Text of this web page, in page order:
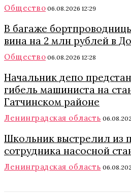
Общество 06.08.2026 12:29
В багаже
вина на 2 млн рублей в
Общество 06.08.2026 12:28
Начальник депо
гибель машиниста на
Гатчинском районе
Ленинградская область
Школьник выстрелил из
сотрудника насосной
Ленинградская область